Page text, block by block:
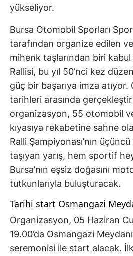
yükseliyor.
Bursa Otomobil Sporları
tarafından organize edilen
mihenk taşlarından biri kabul
Rallisi, bu yıl 50’nci kez
güç bir başarıya imza
tarihleri arasında
organizasyon, 55 otomobil
kıyasıya rekabetine sahne
Ralli Şampiyonası’nın
taşıyan yarış, hem sportif
Bursa’nın eşsiz doğasını
tutkunlarıyla buluşturacak.
Tarihi start Osmangazi
Organizasyon, 05 Haziran
19.00’da Osmangazi
seremonisi ile start alacak.